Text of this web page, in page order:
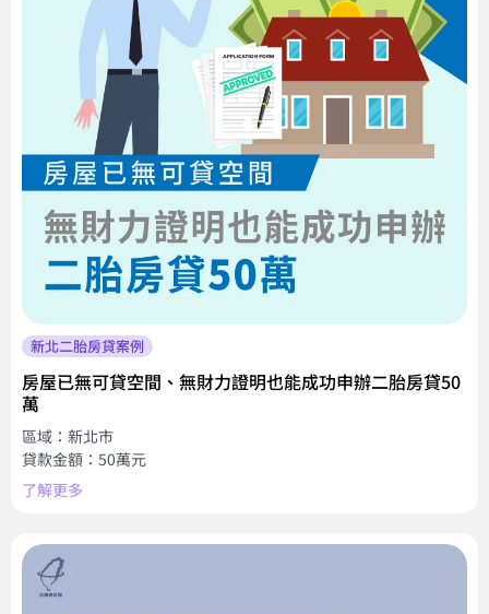
新北二胎房貸案例
房屋已無可貸空間、無財力證明也能成功申辦二胎房貸50
萬
區域：新北市
貸款金額：50萬元
了解更多